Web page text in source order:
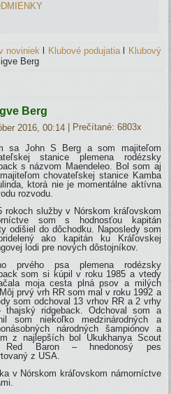
noviniek Klubové podujatial
Klubový
Berg
Berg
2016, 00:14 | Prečítané: 6803x
sa John S Berg a som majiteľom
stanice plemena rodézsky
s názvom Maendeleo. Bol som aj
chovateľskej stanice Kamba
ktorá nie je momentálne aktívna
rozvodu.
rokoch služby v Nórskom kráľovskom
som s hodnosťou kapitán
odišiel do dôchodku. Naposledy som
ako kapitán ku Kráľovskej
lodi pre nových dôstojníkov.
prvého psa plemena rodézsky
som si kúpil v roku 1985 a vtedy
moja cesta plná psov a milých
prvý vrh RR som mal v roku 1992 a
som odchoval 13 vrhov RR a 2 vrhy
thajský ridgeback. Odchoval som a
som niekoľko medzinárodných a
národných šampiónov a
z najlepších bol Ukukhanya Scout
Red Baron – hnedonosý pes
z USA.
v Nórskom kráľovskom námorníctve